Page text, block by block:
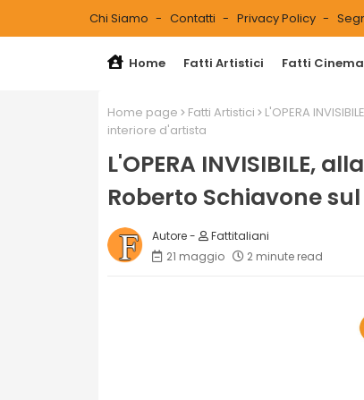
Chi Siamo Contatti Privacy Policy
Home Fatti Artistici Fatti
Home page Fatti Artistici
L'OPERA
interiore d'artista
L'OPERA INVISIBILE,
Roberto Schiavone
Fattitaliani
21 maggio
2 minute read